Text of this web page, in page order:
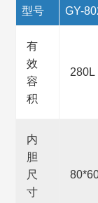
型号 GY-
有
效
容
积
280L
内
胆
尺
寸